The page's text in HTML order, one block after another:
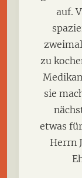
auf.
zu
sie
etwas
Herrn